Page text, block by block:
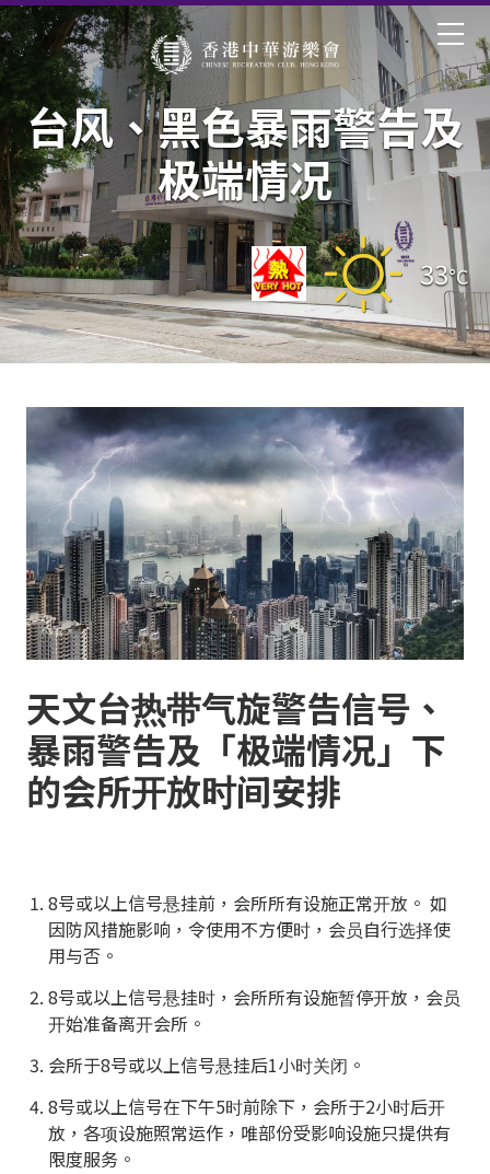
33°C
台风、黑色暴雨警告及
极端情况
天文台热带气旋警告信号、
暴雨警告及「极端情况」下
的会所开放时间安排
8号或以上信号悬挂前，会所所有设施正常开放。 如
因防风措施影响，令使用不方便时，会员自行选择使
用与否。
8号或以上信号悬挂时，会所所有设施暂停开放，会员
开始准备离开会所。
会所于8号或以上信号悬挂后1小时关闭。
8号或以上信号在下午5时前除下，会所于2小时后开
放，各项设施照常运作，唯部份受影响设施只提供有
限度服务。